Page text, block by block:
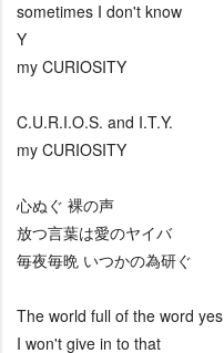
sometimes I don't know
Y
my CURIOSITY
C.U.R.I.O.S. and I.T.Y.
my CURIOSITY
心ぬぐ 裸の声
放つ言葉は愛のヤイバ
毎夜毎晩 いつかの為研ぐ
The world full of the word yes
I won't give in to that